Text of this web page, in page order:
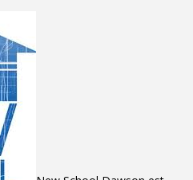
Informations
Outils
Liens
Menu principal